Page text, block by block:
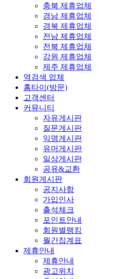
충북 제휴업체
경남 제휴업체
경북 제휴업체
전남 제휴업체
전북 제휴업체
강원 제휴업체
제주 제휴업체
역검색 업체
홈타이(방문)
고객센터
커뮤니티
자유게시판
질문게시판
익명게시판
유머게시판
일상게시판
공유&교환
회원게시판
공지사항
가입인사
출석체크
포인트안내
회원별랭킹
월간집계표
제휴안내
제휴안내
광고위치